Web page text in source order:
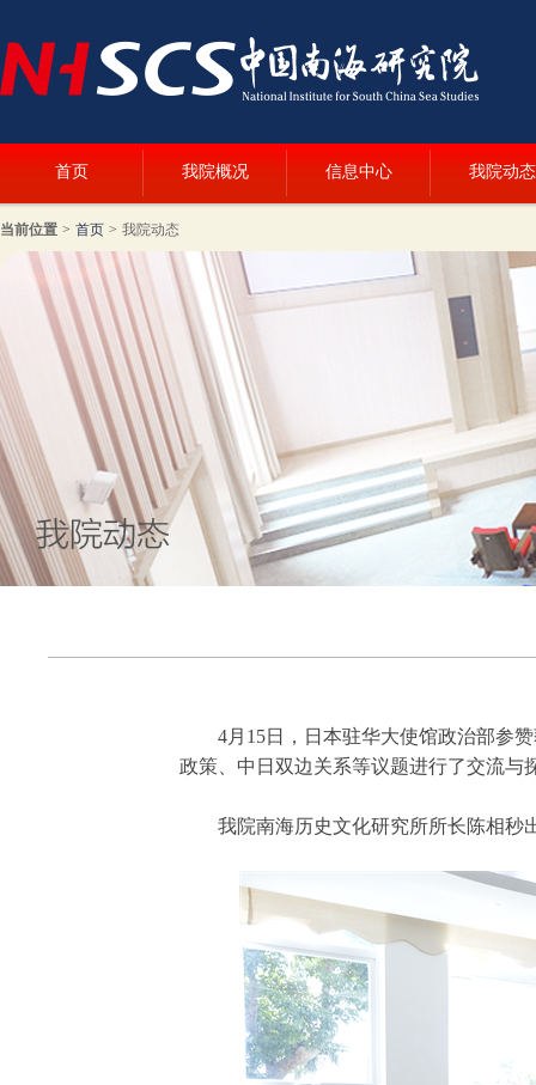
首页 我院概况 信息中心 我院动态
当前位置 > 首页 > 我院动态
4月15日，日本驻华大使馆政治部参
政策、中日双边关系等议题进行了交流与
我院南海历史文化研究所所长陈相秒